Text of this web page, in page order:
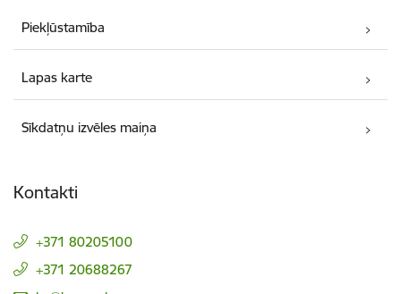
Piekļūstamība
Lapas karte
Sīkdatņu izvēles maiņa
Kontakti
+371 80205100
+371 20688267